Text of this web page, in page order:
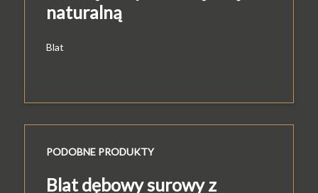
naturalną
Blat
PODOBNE PRODUKTY
Blat dębowy surowy z